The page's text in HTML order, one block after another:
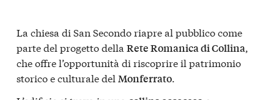
La chiesa di San Secondo riapre al pubblico come
parte del progetto della Rete Romanica di Collina,
che offre l’opportunità di riscoprire il patrimonio
storico e culturale del Monferrato.